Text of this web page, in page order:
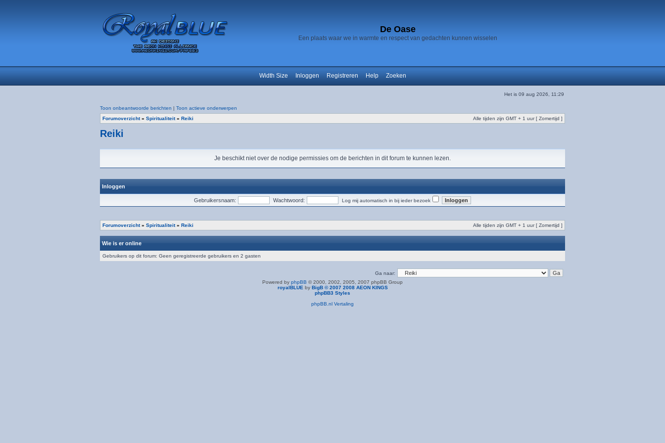
De Oase
Een plaats waar we in warmte en respect van gedachten kunnen wisselen
Width Size Inloggen Registreren Help Zoeken
Het is 09 aug 2026, 11:29
Toon onbeantwoorde berichten | Toon actieve onderwerpen
Forumoverzicht» Spiritualiteit» Reiki Alle tijden zijn GMT + 1 uur [ Zomertijd ]
Reiki
Je beschikt niet over de nodige permissies om de berichten in dit forum te kunnen lezen.
Inloggen
Gebruikersnaam: Wachtwoord: Log mij automatisch in bij ieder bezoek
Forumoverzicht» Spiritualiteit» Reiki Alle tijden zijn GMT + 1 uur [ Zomertijd ]
Wie is er online
Gebruikers op dit forum: Geen geregistreerde gebruikers en 2 gasten
Ga naar:
Powered by phpBB © 2000, 2002, 2005, 2007 phpBB Group
royalBLUE by BigB © 2007 2008 AEON KINGS
phpBB3 Styles
phpBB.nl Vertaling